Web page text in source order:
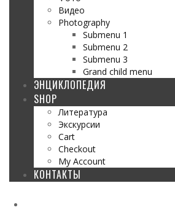
Видео
Photography
Submenu 1
Submenu 2
Submenu 3
Grand child menu
ЭНЦИКЛОПЕДИЯ
SHOP
Литература
Экскурсии
Cart
Checkout
My Account
КОНТАКТЫ